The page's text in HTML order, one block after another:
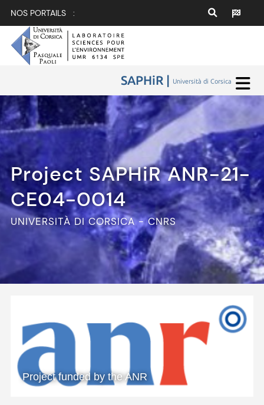
NOS PORTAILS :
SAPHiR | Università di Corsica
Project SAPHiR ANR-21-
CE04-0014
UNIVERSITÀ DI CORSICA - CNRS
Project funded by the ANR